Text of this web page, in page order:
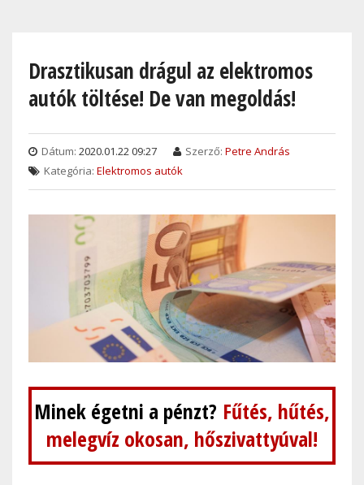
contentDrasztikusan drágul az elektromos
autók töltése! De van megoldás!
Dátum: 2020.01.22 09:27 Szerző: Petre András
Kategória: Elektromos autók
Minek égetni a pénzt? Fűtés, hűtés,
melegvíz okosan, hőszivattyúval!